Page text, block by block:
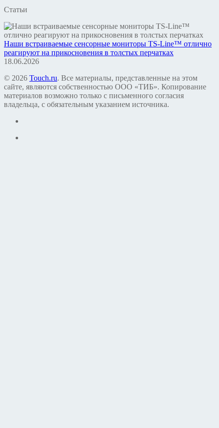
Статьи
Наши встраиваемые сенсорные мониторы TS-Line™ отлично
реагируют на прикосновения в толстых перчатках
18.06.2026
© 2026 Touch.ru. Все материалы, представленные на этом
сайте, являются собственностью ООО «ТИБ». Копирование
материалов возможно только с письменного согласия
владельца, с обязательным указанием источника.